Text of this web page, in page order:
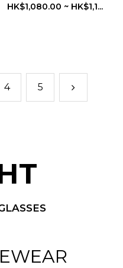
HK$1,080.00 ~ HK$1,1...
4 5